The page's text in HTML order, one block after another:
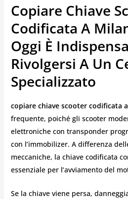
Copiare Chiave
Codificata A
Oggi È
Rivolgersi A Un
Specializzato
copiare chiave scooter codificata
frequente, poiché gli scooter
elettroniche con transponder
con l’immobilizer. A differenza
meccaniche, la chiave codificata
essenziale per l’avviamento del
Se la chiave viene persa,